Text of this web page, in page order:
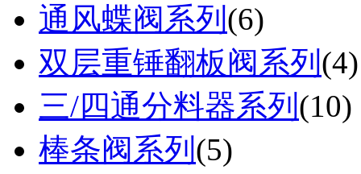
通风蝶阀系列 (6)
双层重锤翻板阀系列 (4)
三/四通分料器系列 (10)
棒条阀系列 (5)